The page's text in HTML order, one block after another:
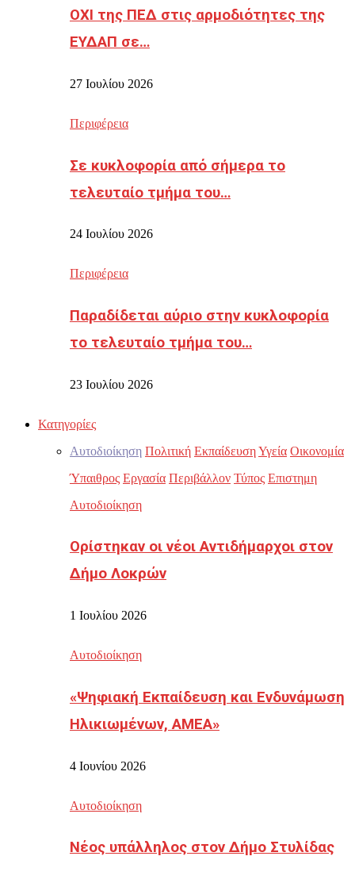
ΟΧΙ της ΠΕΔ στις αρμοδιότητες της
ΕΥΔΑΠ σε…
27 Ιουλίου 2026
Περιφέρεια
Σε κυκλοφορία από σήμερα το
τελευταίο τμήμα του…
24 Ιουλίου 2026
Περιφέρεια
Παραδίδεται αύριο στην κυκλοφορία
το τελευταίο τμήμα του…
23 Ιουλίου 2026
Κατηγορίες
Αυτοδιοίκηση Πολιτική ΕκπαίδευσηΥγεία Οικονομία
Ύπαιθρος Εργασία Περιβάλλον Τύπος Επιστημη
Αυτοδιοίκηση
Ορίστηκαν οι νέοι Αντιδήμαρχοι στον
Δήμο Λοκρών
1 Ιουλίου 2026
Αυτοδιοίκηση
«Ψηφιακή Εκπαίδευση και Ενδυνάμωση
Ηλικιωμένων, ΑΜΕΑ»
4 Ιουνίου 2026
Αυτοδιοίκηση
Νέος υπάλληλος στον Δήμο Στυλίδας